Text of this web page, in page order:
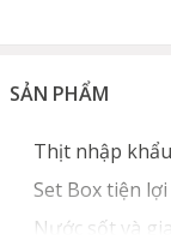
SẢN PHẨM
Thịt nhập khẩu
Set Box tiện lợi
Nước sốt và gia